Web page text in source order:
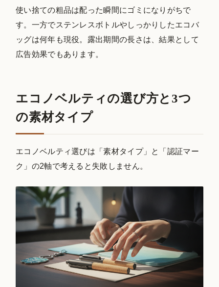
使い捨ての粗品は配った瞬間にゴミになりがちで
す。一方でステンレスボトルやしっかりしたエコバ
ッグは何年も現役。露出期間の長さは、結果として
広告効果でもあります。
エコノベルティの選び方と3つ
の素材タイプ
エコノベルティ選びは「素材タイプ」と「認証マー
ク」の2軸で考えると失敗しません。